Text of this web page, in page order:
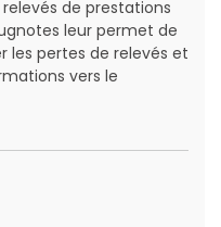
de prestations
leur permet de
les pertes de relevés et
vers le